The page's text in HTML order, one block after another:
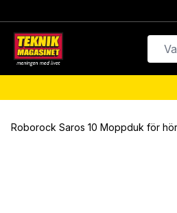
Roborock Saros 10 Moppduk för